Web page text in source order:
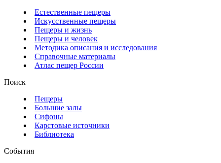
Естественные пещеры
Искусственные пещеры
Пещеры и жизнь
Пещеры и человек
Методика описания и исследования
Справочные материалы
Атлас пещер России
Поиск
Пещеры
Большие залы
Сифоны
Карстовые источники
Библиотека
События